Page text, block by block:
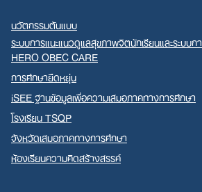
นวัตกรรมต้นแบบ
ระบบการแนะแนวดูแลสุขภาพจิตนักเรียนและระบบ
HERO OBEC CARE
การศึกษายืดหยุ่น
iSEE ฐานข้อมูลเพื่อความเสมอภาคทางการศึกษา
โรงเรียน TSQP
จังหวัดเสมอภาคทางการศึกษา
ห้องเรียนความคิดสร้างสรรค์